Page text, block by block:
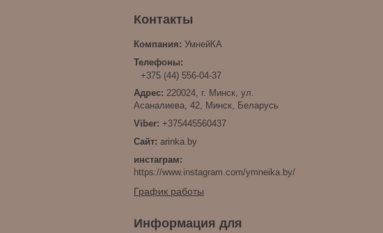
УмнейКА
+375 (44) 556-04-37
220024, г. Минск, ул.
Асаналиева, 42, Минск, Беларусь
+375445560437
arinka.by
инстаграм
https://www.instagram.com/ymneika.by/
График работы
Информация для